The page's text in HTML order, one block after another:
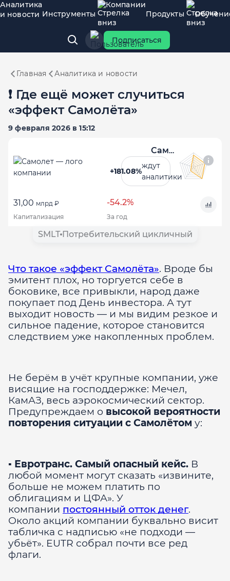
Аналитика
и новости Инструменты
Компании
Продукты
Подписаться
Главная Аналитика и новости
❗ Где ещё может случиться
«эффект Самолёта»
9 февраля 2026 в 15:12
Самолет
+181.08%
ждут
аналитики
31,00 млрд ₽ -54.2%
Капитализация За год
SMLT Потребительский цикличный
Что такое «эффект Самолёта». Вроде бы
эмитент плох, но торгуется себе в
боковике, все привыкли, народ даже
покупает под День инвестора. А тут
выходит новость — и мы видим резкое и
сильное падение, которое становится
следствием уже накопленных проблем.
Не берём в учёт крупные компании, уже
висящие на господдержке: Мечел,
КамАЗ, весь аэрокосмический сектор.
Предупреждаем о высокой вероятности
повторения ситуации с Самолётом у:
▪️ Евротранс. Самый опасный кейс. В
любой момент могут сказать «извините,
больше не можем платить по
облигациям и ЦФА». У
компании постоянный отток денег.
Около акций компании буквально висит
табличка с надписью «не подходи —
убьёт». EUTR собрал почти все ред
флаги.